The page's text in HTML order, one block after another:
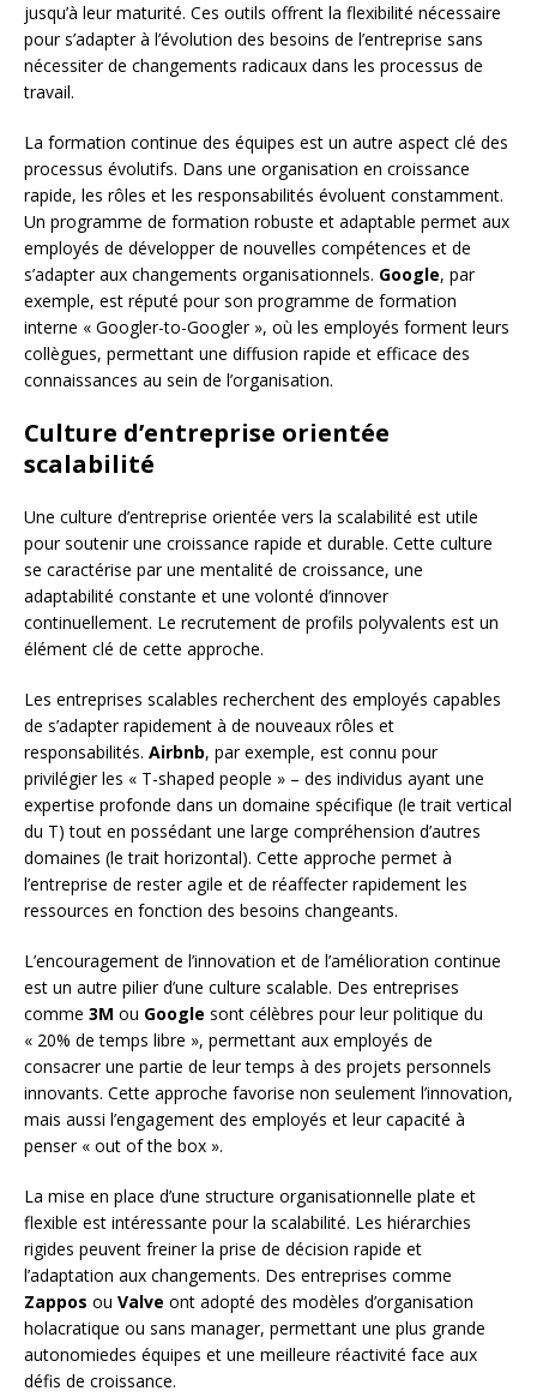
jusqu’à leur maturité. Ces outils offrent la flexibilité nécessaire
pour s’adapter à l’évolution des besoins de l’entreprise sans
nécessiter de changements radicaux dans les processus de
travail.
La formation continue des équipes est un autre aspect clé des
processus évolutifs. Dans une organisation en croissance
rapide, les rôles et les responsabilités évoluent constamment.
Un programme de formation robuste et adaptable permet aux
employés de développer de nouvelles compétences et de
s’adapter aux changements organisationnels. Google, par
exemple, est réputé pour son programme de formation
interne « Googler-to-Googler », où les employés forment leurs
collègues, permettant une diffusion rapide et efficace des
connaissances au sein de l’organisation.
Culture d’entreprise orientée
scalabilité
Une culture d’entreprise orientée vers la scalabilité est utile
pour soutenir une croissance rapide et durable. Cette culture
se caractérise par une mentalité de croissance, une
adaptabilité constante et une volonté d’innover
continuellement. Le recrutement de profils polyvalents est un
élément clé de cette approche.
Les entreprises scalables recherchent des employés capables
de s’adapter rapidement à de nouveaux rôles et
responsabilités. Airbnb, par exemple, est connu pour
privilégier les « T-shaped people » – des individus ayant une
expertise profonde dans un domaine spécifique (le trait vertical
du T) tout en possédant une large compréhension d’autres
domaines (le trait horizontal). Cette approche permet à
l’entreprise de rester agile et de réaffecter rapidement les
ressources en fonction des besoins changeants.
L’encouragement de l’innovation et de l’amélioration continue
est un autre pilier d’une culture scalable. Des entreprises
comme 3M ou Google sont célèbres pour leur politique du
« 20% de temps libre », permettant aux employés de
consacrer une partie de leur temps à des projets personnels
innovants. Cette approche favorise non seulement l’innovation,
mais aussi l’engagement des employés et leur capacité à
penser « out of the box ».
La mise en place d’une structure organisationnelle plate et
flexible est intéressante pour la scalabilité. Les hiérarchies
rigides peuvent freiner la prise de décision rapide et
l’adaptation aux changements. Des entreprises comme
Zappos ou Valve ont adopté des modèles d’organisation
holacratique ou sans manager, permettant une plus grande
autonomiedes équipes et une meilleure réactivité face aux
défis de croissance.